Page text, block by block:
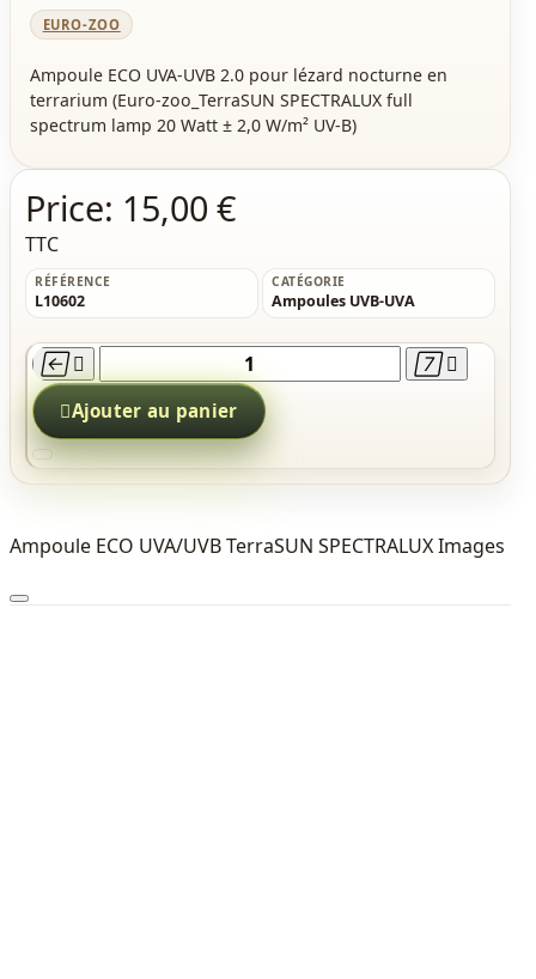
EURO-ZOO
Ampoule ECO UVA-UVB 2.0 pour lézard nocturne en
terrarium (Euro-zoo_TerraSUN SPECTRALUX full
spectrum lamp 20 Watt ± 2,0 W/m² UV-B)
Price: 15,00 €
TTC
RÉFÉRENCE
L10602
CATÉGORIE
Ampoules UVB-UVA
   
Ajouter au panier
Ampoule ECO UVA/UVB TerraSUN SPECTRALUX Images